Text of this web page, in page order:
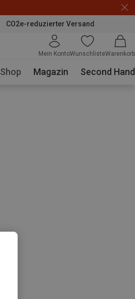
CO2e-reduzierter Versand
Mein KontoWunschlisteWarenkorb
Shop Magazin Second Hand